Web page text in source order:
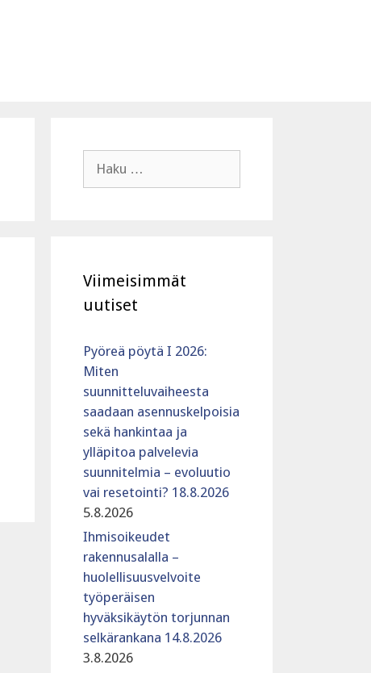
Viimeisimmät
uutiset
Pyöreä pöytä I 2026:
Miten
suunnitteluvaiheesta
saadaan asennuskelpoisia
sekä hankintaa ja
ylläpitoa palvelevia
suunnitelmia – evoluutio
vai resetointi? 18.8.2026
5.8.2026
Ihmisoikeudet
rakennusalalla –
huolellisuusvelvoite
työperäisen
hyväksikäytön torjunnan
selkärankana 14.8.2026
3.8.2026